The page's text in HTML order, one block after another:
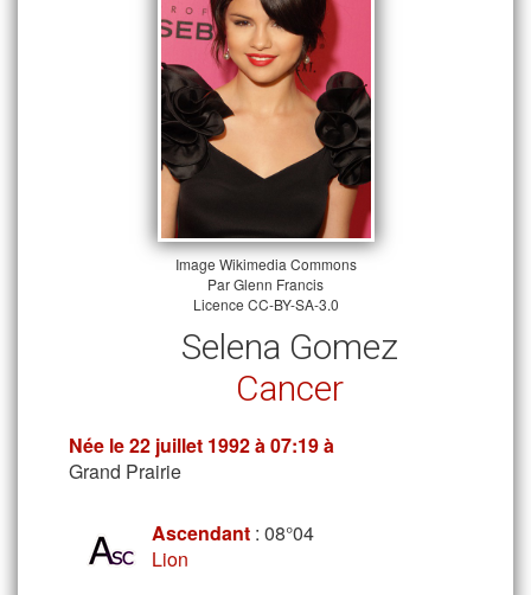
Image Wikimedia Commons
ParGlenn Francis
Licence CC-BY-SA-3.0
Selena Gomez
Cancer
Née le22 juillet 1992à 07:19 à
Grand Prairie
Ascendant : 08°04
Lion